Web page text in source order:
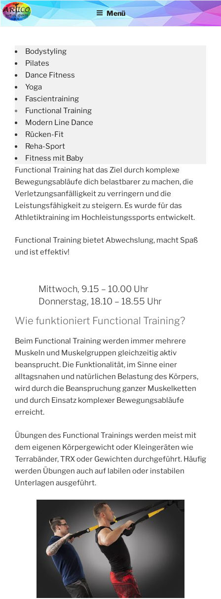
Zum
Inhalt
springen
Menü
Bodystyling
Pilates
Dance Fitness
Yoga
Fascientraining
Functional Training
Modern Line Dance
Rücken-Fit
Reha-Sport
Fitness mit Baby
Functional Training hat das Ziel durch komplexe
Bewegungsabläufe dich belastbarer zu machen, die
Verletzungsanfälligkeit zu verringern und die
Leistungsfähigkeit zu steigern. Es wurde für das
Athletiktraining im Hochleistungssports entwickelt.
Functional Training bietet Abwechslung, macht Spaß
und ist effektiv!
Mittwoch, 9.15 – 10.00 Uhr
Donnerstag, 18.10 – 18.55 Uhr
Wie funktioniert Functional Training?
Beim Functional Training werden immer mehrere
Muskeln und Muskelgruppen gleichzeitig aktiv
beansprucht. Die Funktionalität, im Sinne einer
alltagsnahen und natürlichen Belastung des Körpers,
wird durch die Beanspruchung ganzer Muskelketten
und durch Einsatz komplexer Bewegungsabläufe
erreicht.
Übungen des Functional Trainings werden meist mit
dem eigenen Körpergewicht oder Kleingeräten wie
Terrabänder, TRX oder Gewichten durchgeführt. Häufig
werden Übungen auch auf labilen oder instabilen
Unterlagen ausgeführt.